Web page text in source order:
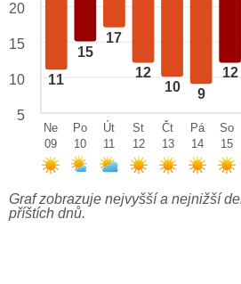
11
15
17
12
10 9
12
20
15
10
5
Ne
09
Po
10
Út
11
St
12
Čt
13
Pá
14
So
15
Graf zobrazuje nejvyšší a nejnižší
příštích dnů.